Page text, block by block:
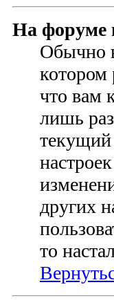
На форуме
Обычно
котором
что вам
лишь
текущий
других
то